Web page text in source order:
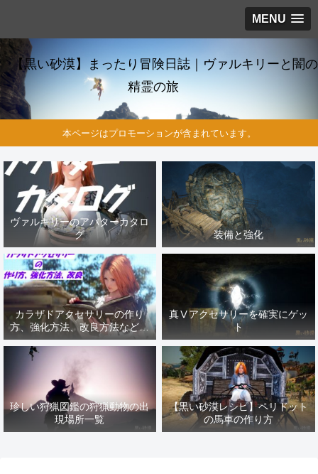
MENU
【黒い砂漠】まったり冒険日誌｜ヴァルキリーと闇の
精霊の旅
本ページはプロモーションが含まれています。
ヴァルキリーのアバターカタロ
グ
装備と強化
カラザドアクセサリーの作り
方、強化方法、改良方法などま
とめ【黒い砂漠冒険日誌１４１
真Ⅴアクセサリーを確実にゲッ
ト
珍しい狩猟図鑑の狩猟動物の出
現場所一覧
【黒い砂漠レシピ】ペリドット
の馬車の作り方